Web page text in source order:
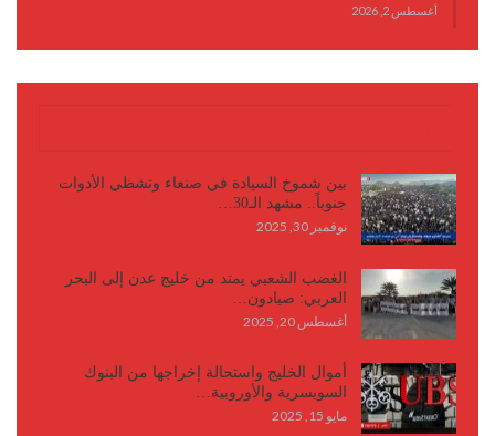
أغسطس 2, 2026
بين شموخ السيادة في صنعاء وتشظي الأدوات
جنوباً.. مشهد الـ30…
نوفمبر 30, 2025
الغضب الشعبي يمتد من خليج عدن إلى البحر
العربي: صيادون…
أغسطس 20, 2025
أموال الخليج واستحالة إخراجها من البنوك
السويسرية والأوروبية…
مايو 15, 2025